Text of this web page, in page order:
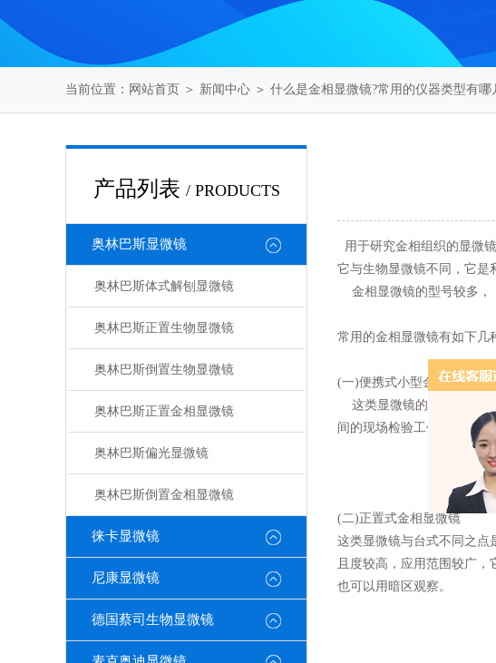
当前位置： 网站首页 ＞ 新闻中心 ＞ 什么是金相显微镜?常用的仪器类型有哪
产品列表 / PRODUCTS
奥林巴斯显微镜
奥林巴斯体式解刨显微镜
奥林巴斯正置生物显微镜
奥林巴斯倒置生物显微镜
奥林巴斯正置金相显微镜
奥林巴斯偏光显微镜
奥林巴斯倒置金相显微镜
徕卡显微镜
尼康显微镜
德国蔡司生物显微镜
用于研究金相组织的显微
它与生物显微镜不同，它是
金相显微镜的型号较多，
常用的金相显微镜有如下几
(一)便携式小型金相显微镜
这类显微镜的构造简单，
间的现场检验工作之用，它
(二)正置式金相显微镜
这类显微镜与台式不同之点
且度较高，应用范围较广，
也可以用暗区观察。